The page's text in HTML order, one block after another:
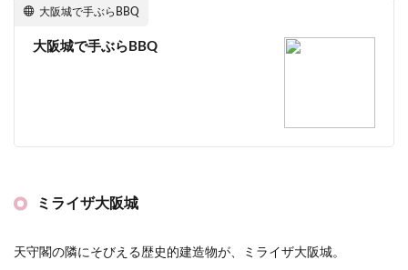
大阪城で手ぶらBBQ
大阪城で手ぶらBBQ
ミライザ大阪城
天守閣の隣にそびえる歴史的建造物が、ミライザ大阪城。